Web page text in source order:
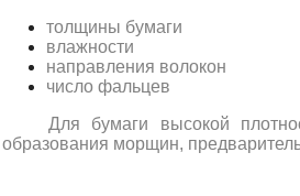
толщины бумаги
влажности
направления волокон
число фальцев
Для бумаги высокой
образования морщин,